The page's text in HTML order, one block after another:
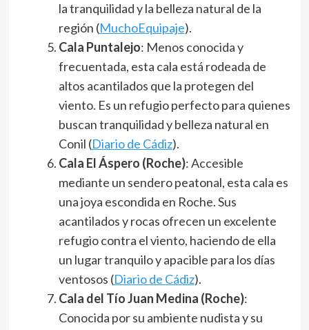
la tranquilidad y la belleza natural de la
región​ (MuchoEquipaje)​.
Cala Puntalejo: Menos conocida y
frecuentada, esta cala está rodeada de
altos acantilados que la protegen del
viento. Es un refugio perfecto para quienes
buscan tranquilidad y belleza natural en
Conil​ (Diario de Cádiz)​.
Cala El Áspero (Roche): Accesible
mediante un sendero peatonal, esta cala es
una joya escondida en Roche. Sus
acantilados y rocas ofrecen un excelente
refugio contra el viento, haciendo de ella
un lugar tranquilo y apacible para los días
ventosos​ (Diario de Cádiz)​.
Cala del Tío Juan Medina (Roche):
Conocida por su ambiente nudista y su